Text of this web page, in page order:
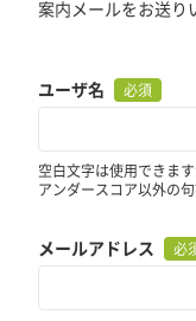
案内メールをお送り
ユーザ名 必須
空白文字は使用できま
アンダースコア以外の
メールアドレス 必